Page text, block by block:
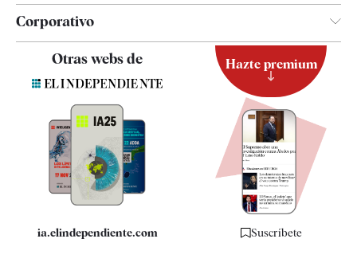
Corporativo
Contacto
Quiénes somos
Especificaciones
Otras webs de
ia.elindependiente.com
Hazte premium
Suscríbete